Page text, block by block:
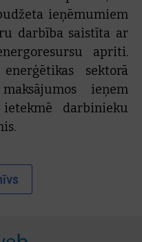
ieņēmumiem
darbība saistīta ar
apriti.
sektorā
ieņem
darbinieku